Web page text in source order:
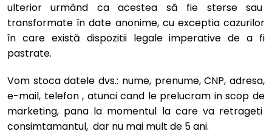
ulterior urmând ca acestea să fie sterse sau
transformate în date anonime, cu exceptia cazurilor
în care există dispozitii legale imperative de a fi
pastrate.
Vom stoca datele dvs.: nume, prenume, CNP, adresa,
e-mail, telefon , atunci cand le prelucram in scop de
marketing, pana la momentul la care va retrageti
consimtamantul, dar nu mai mult de 5 ani.